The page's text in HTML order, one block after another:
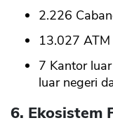
2.226
13.027 ATM
7 Kantor
luar negeri
6. Ekosistem